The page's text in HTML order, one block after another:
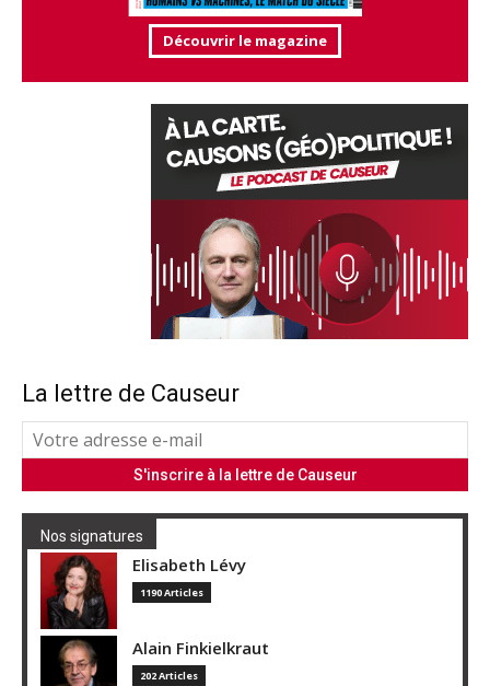
Découvrir le magazine
La lettre de Causeur
Nos signatures
Elisabeth Lévy
1190 Articles
Alain Finkielkraut
202 Articles